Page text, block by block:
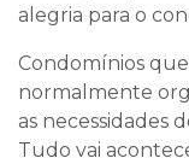
alegria para o
Condomínios
normalmente
as necessidades
Tudo vai